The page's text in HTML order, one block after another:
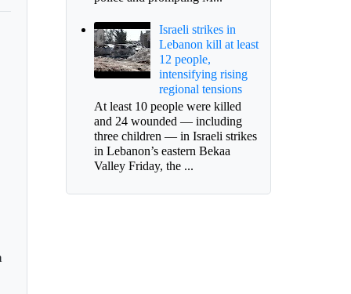
Israeli strikes in
Lebanon kill at least
12 people,
intensifying rising
regional tensions
At least 10 people were killed
and 24 wounded — including
three children — in Israeli strikes
in Lebanon’s eastern Bekaa
Valley Friday, the ...